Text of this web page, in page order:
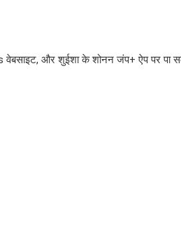
वेबसाइट, और शुईशा के शोनन जंप+ ऐप पर पा